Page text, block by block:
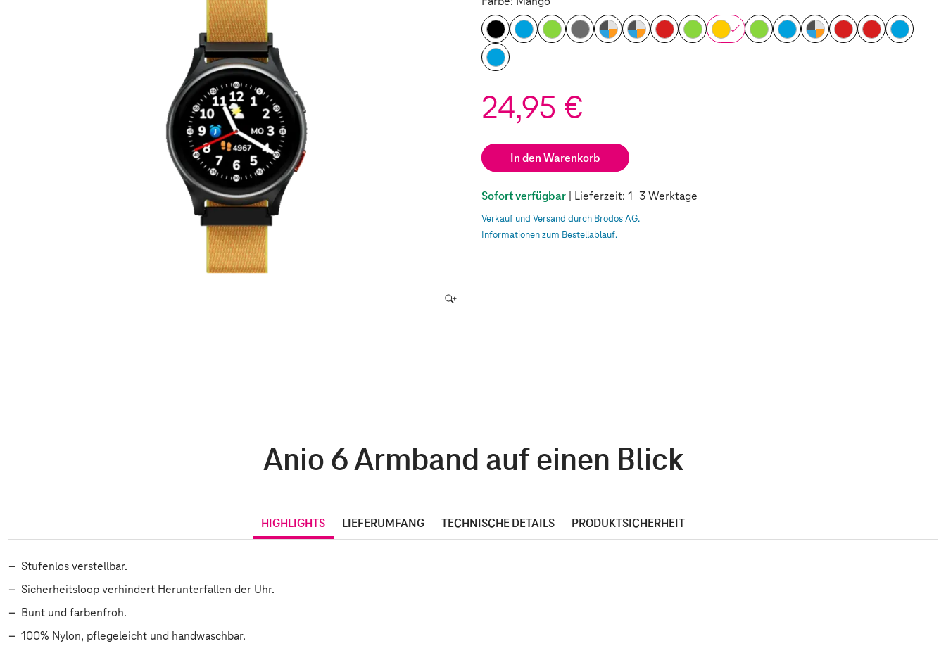
24,95 €
In den Warenkorb
Sofort verfügbar | Lieferzeit: 1-3 Werktage
Verkauf und Versand durch Brodos AG.
Informationen zum Bestellablauf.
Anio 6 Armband auf einen Blick
HIGHLIGHTS LIEFERUMFANG TECHNISCHE DETAILS PRODUKTSICHERHEIT
Stufenlos verstellbar.
Sicherheitsloop verhindert Herunterfallen der Uhr.
Bunt und farbenfroh.
100% Nylon, pflegeleicht und handwaschbar.